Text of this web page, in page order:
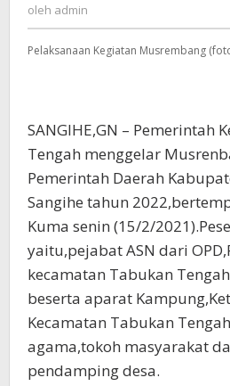
oleh admin
Pelaksanaan Kegiatan Musrembang
SANGIHE,GN – Pemerintah
Tengah menggelar
Pemerintah Daerah
Sangihe tahun
Kuma senin (15/2/
yaitu,pejabat ASN dari
kecamatan Tabukan
beserta aparat
Kecamatan Tabukan
agama,tokoh masyarakat
pendamping desa.